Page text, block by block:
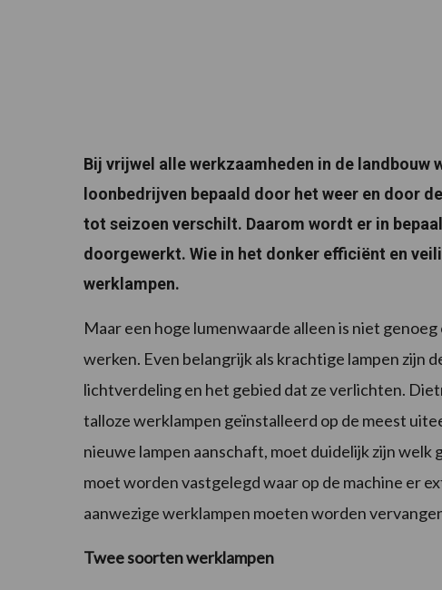
Bij vrijwel alle werkzaamheden in de landbouw
loonbedrijven bepaald door het weer en door
tot seizoen verschilt. Daarom wordt er in
doorgewerkt. Wie in het donker efficiënt en
werklampen.
Maar een hoge lumenwaarde alleen is niet
werken. Even belangrijk als krachtige lampen zijn
lichtverdeling en het gebied dat ze verlichten.
talloze werklampen geïnstalleerd op de meest
nieuwe lampen aanschaft, moet duidelijk zijn
moet worden vastgelegd waar op de machine er
aanwezige werklampen moeten worden
Twee soorten werklampen